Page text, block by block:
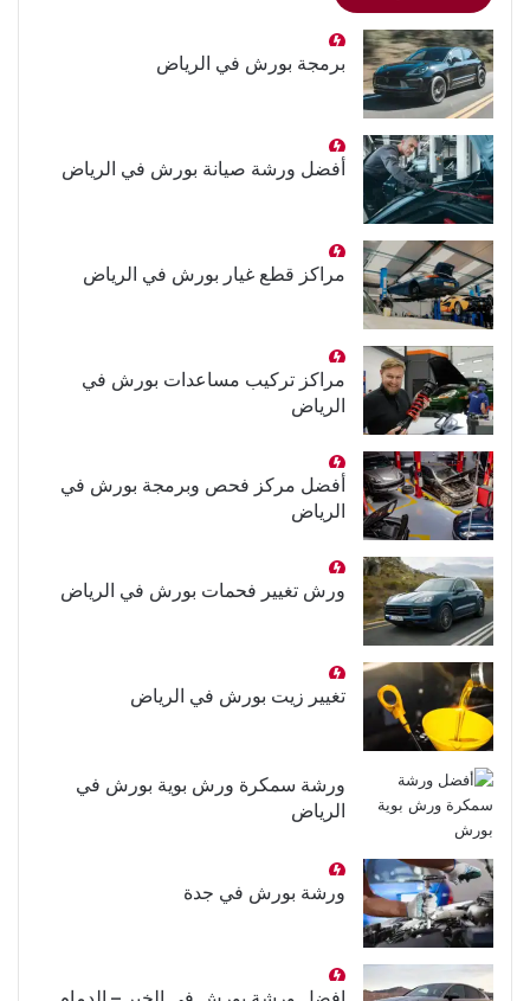
برمجة بورش في الرياض
أفضل ورشة صيانة بورش في الرياض
مراكز قطع غيار بورش في الرياض
مراكز تركيب مساعدات بورش في
الرياض
أفضل مركز فحص وبرمجة بورش في
الرياض
ورش تغيير فحمات بورش في الرياض
تغيير زيت بورش في الرياض
ورشة سمكرة ورش بوية بورش في
الرياض
ورشة بورش في جدة